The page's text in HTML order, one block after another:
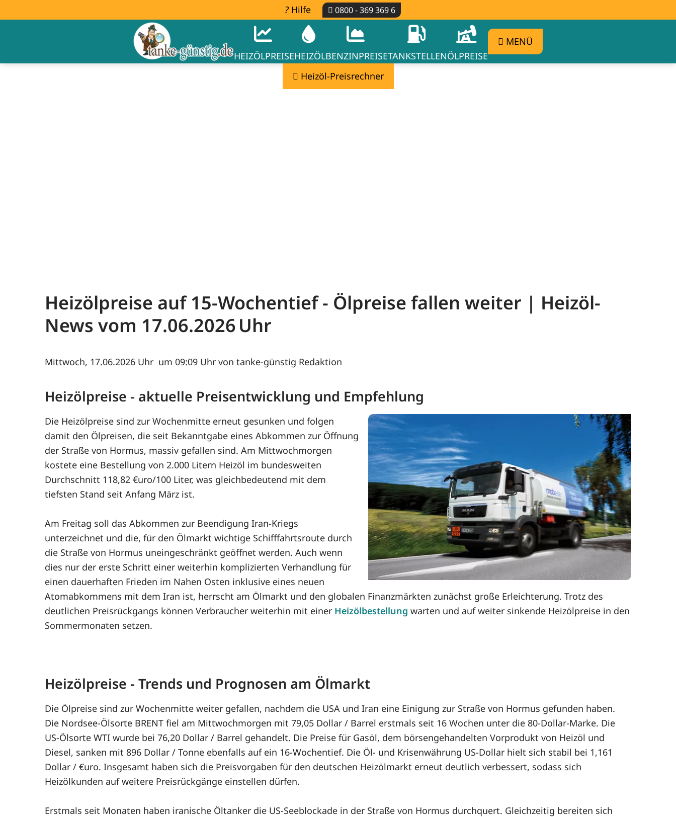
Hilfe 0800 - 369 369 6
HEIZÖLPREISEHEIZÖLBENZINPREISETANKSTELLENÖLPREISE
MENÜ
Heizöl-Preisrechner
Heizölpreise auf 15-Wochentief - Ölpreise fallen weiter | Heizöl-
News vom 17.06.2026
Mittwoch, 17.06.2026 um 09:09 Uhr von tanke-günstig Redaktion
Heizölpreise - aktuelle Preisentwicklung und Empfehlung
Die Heizölpreise sind zur Wochenmitte erneut gesunken und folgen
damit den Ölpreisen, die seit Bekanntgabe eines Abkommen zur Öffnung
der Straße von Hormus, massiv gefallen sind. Am Mittwochmorgen
kostete eine Bestellung von 2.000 Litern Heizöl im bundesweiten
Durchschnitt 118,82 €uro/100 Liter, was gleichbedeutend mit dem
tiefsten Stand seit Anfang März ist.
Am Freitag soll das Abkommen zur Beendigung Iran-Kriegs
unterzeichnet und die, für den Ölmarkt wichtige Schifffahrtsroute durch
die Straße von Hormus uneingeschränkt geöffnet werden. Auch wenn
dies nur der erste Schritt einer weiterhin komplizierten Verhandlung für
einen dauerhaften Frieden im Nahen Osten inklusive eines neuen
Atomabkommens mit dem Iran ist, herrscht am Ölmarkt und den globalen Finanzmärkten zunächst große Erleichterung. Trotz des
deutlichen Preisrückgangs können Verbraucher weiterhin mit einer Heizölbestellung warten und auf weiter sinkende Heizölpreise in den
Sommermonaten setzen.
Heizölpreise - Trends und Prognosen am Ölmarkt
Die Ölpreise sind zur Wochenmitte weiter gefallen, nachdem die USA und Iran eine Einigung zur Straße von Hormus gefunden haben.
Die Nordsee-Ölsorte BRENT fiel am Mittwochmorgen mit 79,05 Dollar / Barrel erstmals seit 16 Wochen unter die 80-Dollar-Marke. Die
US-Ölsorte WTI wurde bei 76,20 Dollar / Barrel gehandelt. Die Preise für Gasöl, dem börsengehandelten Vorprodukt von Heizöl und
Diesel, sanken mit 896 Dollar / Tonne ebenfalls auf ein 16-Wochentief. Die Öl- und Krisenwährung US-Dollar hielt sich stabil bei 1,161
Dollar / €uro. Insgesamt haben sich die Preisvorgaben für den deutschen Heizölmarkt erneut deutlich verbessert, sodass sich
Heizölkunden auf weitere Preisrückgänge einstellen dürfen.
Erstmals seit Monaten haben iranische Öltanker die US-Seeblockade in der Straße von Hormus durchquert. Gleichzeitig bereiten sich